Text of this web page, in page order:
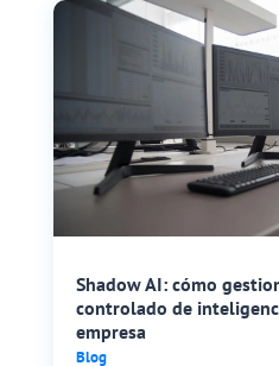
Shadow AI: cómo
controlado de
empresa
Blog